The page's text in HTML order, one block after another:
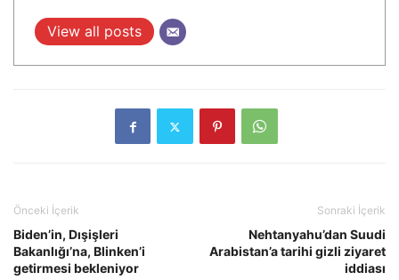
View all posts
Önceki İçerik
Biden’in, Dışişleri
Bakanlığı’na, Blinken’i
getirmesi bekleniyor
Sonraki İçerik
Nehtanyahu’dan Suudi
Arabistan’a tarihi gizli ziyaret
iddiası